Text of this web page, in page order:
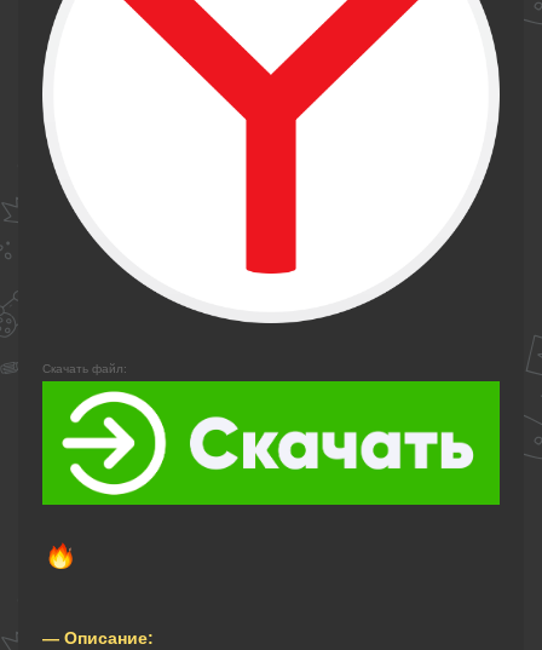
Скачать файл:
— Описание: